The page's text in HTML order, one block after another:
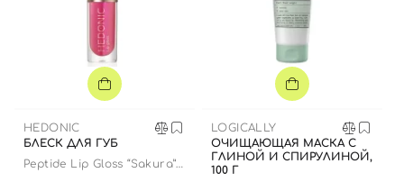
HEDONIC
БЛЕСК ДЛЯ ГУБ
Peptide Lip Gloss “Sakura”
LOGICALLY
ОЧИЩАЮЩАЯ МАСКА С
ГЛИНОЙ И СПИРУЛИНОЙ,
100 Г